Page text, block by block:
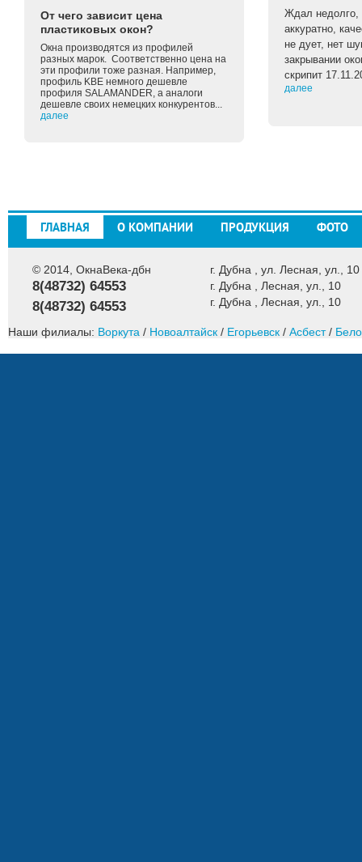
От чего зависит цена
пластиковых окон?
Окна производятся из профилей
разных марок. Соответственно цена на
эти профили тоже разная. Например,
профиль KBE немного дешевле
профиля SALAMANDER, а аналоги
дешевле своих немецких конкурентов...
далее
Ждал недолго,
аккуратно,
не дует, нет
закрывании
скрипит
далее
ГЛАВНАЯ О КОМПАНИИ ПРОДУКЦИЯ ФОТО
© 2014, ОкнаВека-дбн
8(48732) 64553
8(48732) 64553
г. Дубна , ул. Лесная, ул., 10
г. Дубна , Лесная, ул., 10
г. Дубна , Лесная, ул., 10
Наши филиалы: Воркута / Новоалтайск / Егорьевск / Асбест/